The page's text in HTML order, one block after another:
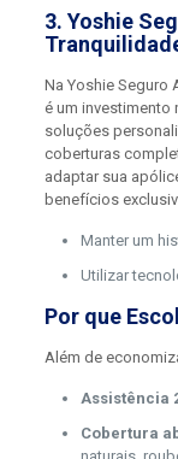
3. Yoshie
Na Yoshie Seguro
é um investimento
soluções
coberturas
adaptar sua
benefícios
Manter um
Utilizar
Por que
Além de
Assistência
Cobertura